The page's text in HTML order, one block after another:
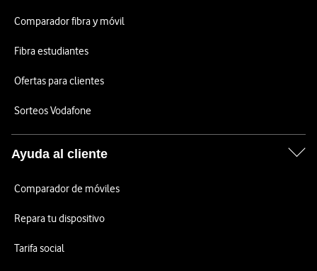
Comparador fibra y móvil
Fibra estudiantes
Ofertas para clientes
Sorteos Vodafone
Ayuda al cliente
Comparador de móviles
Repara tu dispositivo
Tarifa social